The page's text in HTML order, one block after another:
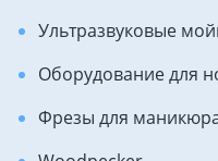
Ультразвуковые
Оборудование для
Фрезы для